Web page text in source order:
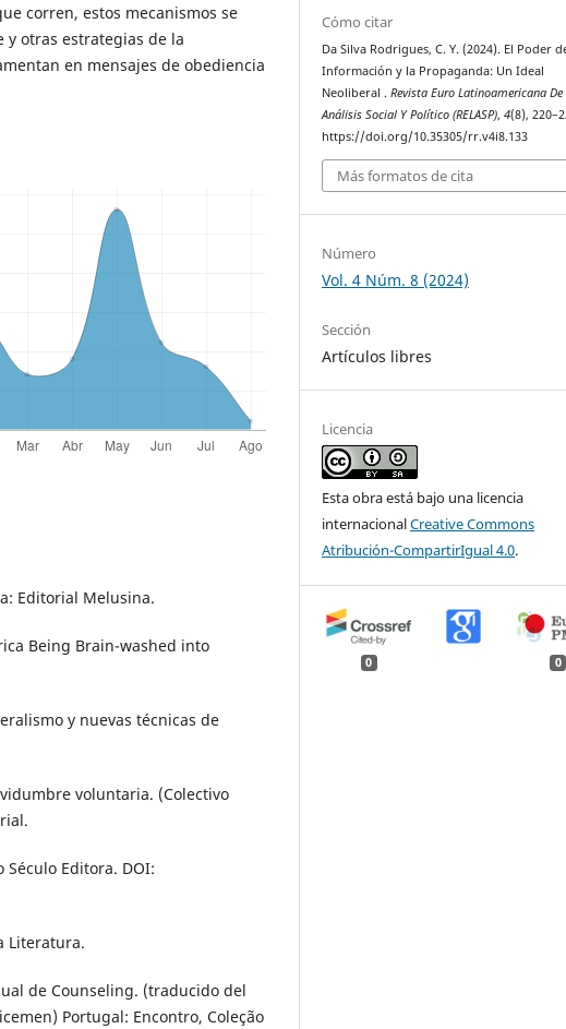
corren, estos mecanismos se
y otras estrategias de la
en mensajes de obediencia
Editorial Melusina.
Being Brain-washed into
y nuevas técnicas de
voluntaria. (Colectivo
Século Editora. DOI:
Literatura.
de Counseling. (traducido del
Portugal: Encontro, Coleção
Cómo citar
Da Silva Rodrigues, C. Y. (2024). El Poder
Información y la Propaganda: Un Ideal
Neoliberal .Revista Euro Latinoamericana De
Análisis Social Y Político (RELASP),4(8),
https://doi.org/10.35305/rr.v4i8.133
Más formatos de cita
Número
Vol. 4 Núm. 8 (2024)
Sección
Artículos libres
Licencia
Esta obra está bajo una licencia
internacionalCreative Commons
Atribución-CompartirIgual 4.0.
0 0